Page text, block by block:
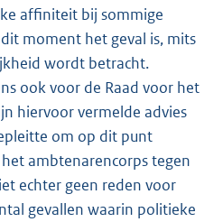
affiniteit bij sommige
moment het geval is, mits
wordt betracht.
ook voor de Raad voor het
hiervoor vermelde advies
om op dit punt
ambtenarencorps tegen
echter geen reden voor
gevallen waarin politieke